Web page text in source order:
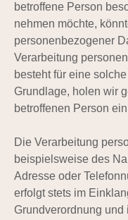
betroffene Person
nehmen möchte,
personenbezogener
Verarbeitung
besteht für eine
Grundlage, holen wir
betroffenen Person
Die Verarbeitung
beispielsweise des
Adresse oder
erfolgt stets im
Grundverordnung